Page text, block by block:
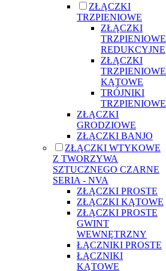
ZŁĄCZKI
TRZPIENIOWE
ZŁĄCZKI
TRZPIENIOWE
REDUKCYJNE
ZŁĄCZKI
TRZPIENIOWE
KĄTOWE
TRÓJNIKI
TRZPIENIOWE
ZŁĄCZKI
GRODZIOWE
ZŁĄCZKI BANJO
ZŁĄCZKI WTYKOWE
Z TWORZYWA
SZTUCZNEGO CZARNE
SERIA - NVA
ZŁĄCZKI PROSTE
ZŁĄCZKI KĄTOWE
ZŁĄCZKI PROSTE
GWINT
WEWNĘTRZNY
ŁĄCZNIKI PROSTE
ŁĄCZNIKI
KĄTOWE